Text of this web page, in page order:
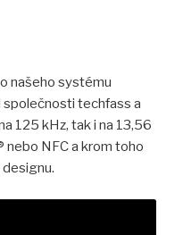
našeho systému
techfass a
125 kHz, tak i na 13,56
nebo NFC a krom toho